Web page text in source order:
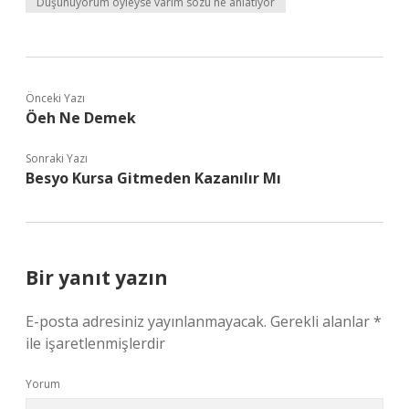
Önceki Yazı
Öeh Ne Demek
Sonraki Yazı
Besyo Kursa Gitmeden Kazanılır Mı
Bir yanıt yazın
E-posta adresiniz yayınlanmayacak. Gerekli alanlar*
ile işaretlenmişlerdir
Yorum